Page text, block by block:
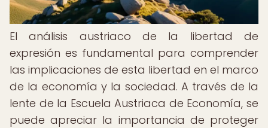
El análisis austriaco de la libertad de
expresión es fundamental para comprender
las implicaciones de esta libertad en el marco
de la economía y la sociedad. A través de la
lente de la Escuela Austriaca de Economía, se
puede apreciar la importancia de proteger